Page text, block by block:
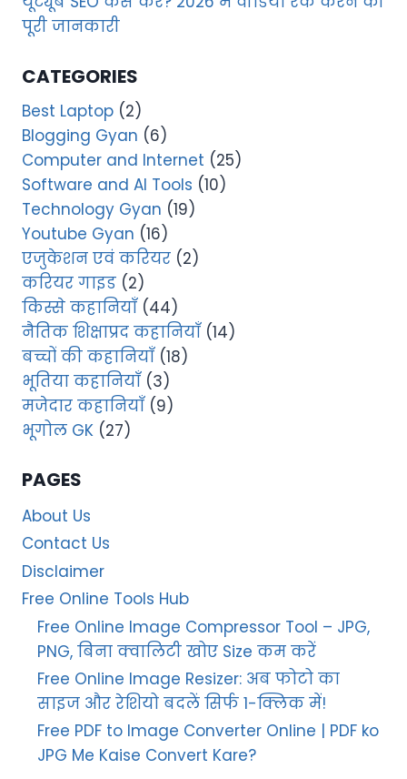
पूरी जानकारी
CATEGORIES
Best Laptop (2)
Blogging Gyan (6)
Computer and Internet (25)
Software and AI Tools (10)
Technology Gyan (19)
Youtube Gyan (16)
एजुकेशन एवं करियर (2)
करियर गाइड (2)
किस्से कहानियाँ (44)
नैतिक शिक्षाप्रद कहानियाँ (14)
बच्चों की कहानियाँ (18)
भूतिया कहानियाँ (3)
मजेदार कहानियाँ (9)
भूगोल GK (27)
PAGES
About Us
Contact Us
Disclaimer
Free Online Tools Hub
Free Online Image Compressor Tool – JPG,
PNG, बिना क्वालिटी खोए Size कम करें
Free Online Image Resizer: अब फोटो का
साइज और रेशियो बदलें सिर्फ 1-क्लिक में!
Free PDF to Image Converter Online | PDF ko
JPG Me Kaise Convert Kare?